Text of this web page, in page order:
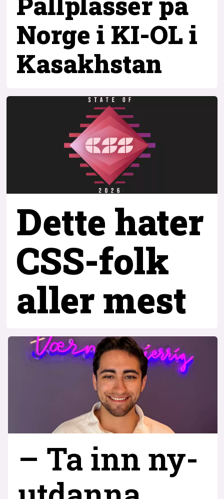
Norge i KI-OL i
Kasakhstan
Dette hater
CSS-folk
aller mest
– Ta inn ny­